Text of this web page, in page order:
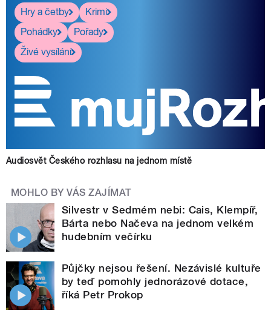
Hry a četby
Krimi
Pohádky
Pořady
Živé vysílání
Audiosvět Českého rozhlasu na jednom místě
MOHLO BY VÁS ZAJÍMAT
Silvestr v Sedmém nebi: Cais, Klempíř,
Bárta nebo Načeva na jednom velkém
hudebním večírku
Půjčky nejsou řešení. Nezávislé kultuře
by teď pomohly jednorázové dotace,
říká Petr Prokop